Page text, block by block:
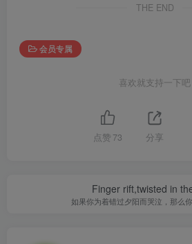
THE END
会员专属
喜欢就支持一下吧
点赞 73 分享
Finger rift,twisted in
如果你为着错过夕阳而哭泣，那么